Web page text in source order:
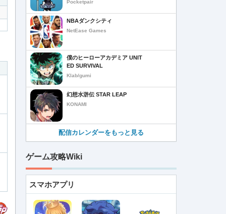
Pocketpair
NBAダンクシティ
NetEase Games
僕のヒーローアカデミア UNIT
ED SURVIVAL
Klab/gumi
幻想水滸伝 STAR LEAP
KONAMI
配信カレンダーをもっと見る
ゲーム攻略Wiki
スマホアプリ